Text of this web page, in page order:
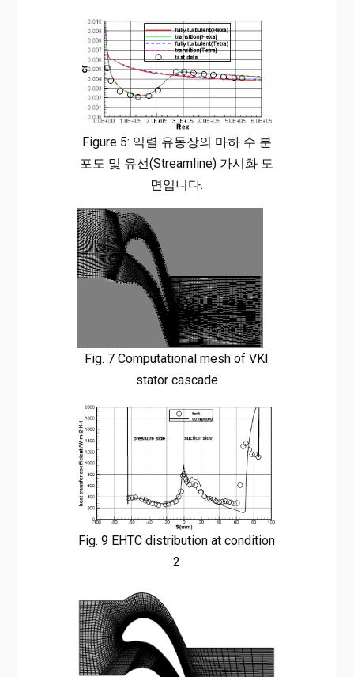
Figure 5: 익렬 유동장의 마하 수 분
포도 및 유선(Streamline) 가시화 도
면입니다.
Fig. 7 Computational mesh of VKI
stator cascade
Fig. 9 EHTC distribution at condition
2